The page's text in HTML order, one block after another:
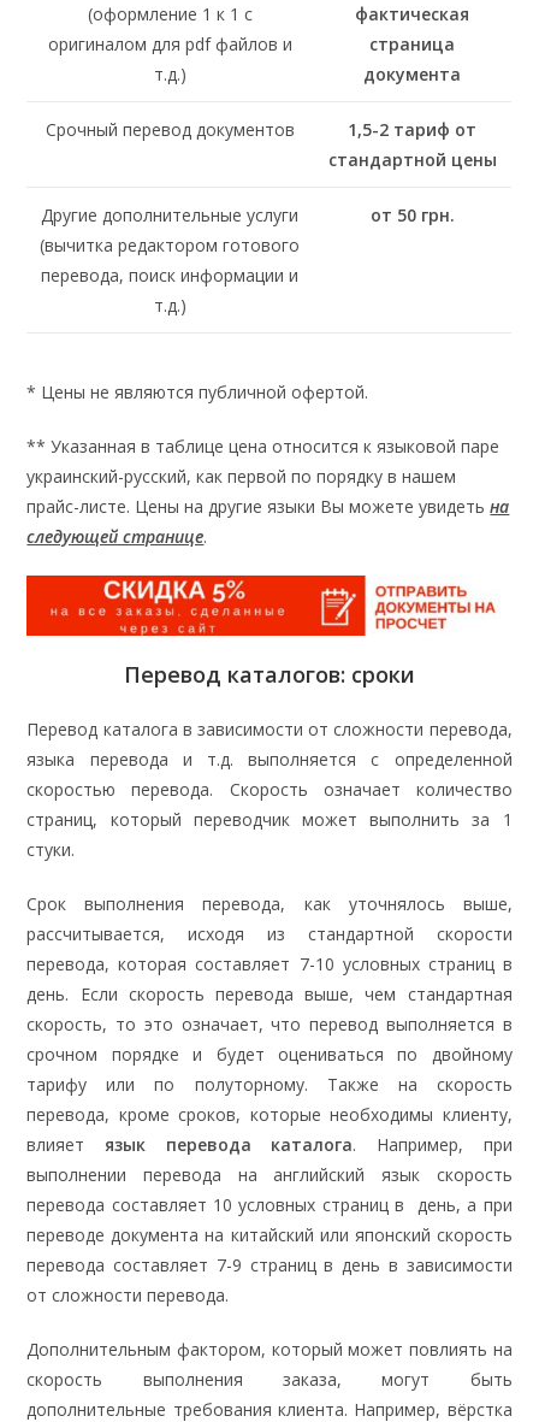
(оформление 1 к 1 с
оригиналом для pdf файлов и
т.д.)
фактическая
страница
документа
Срочный перевод документов
1,5-2 тариф от
стандартной цены
Другие дополнительные услуги
(вычитка редактором готового
перевода, поиск информации и
т.д.)
от 50 грн.
* Цены не являются публичной офертой.
** Указанная в таблице цена относится к языковой паре
украинский-русский, как первой по порядку в нашем
прайс-листе. Цены на другие языки Вы можете увидетьна
следующей странице.
Перевод каталогов: сроки
Перевод каталога в зависимости от сложности перевода,
языка перевода и т.д. выполняется с определенной
скоростью перевода. Скорость означает количество
страниц, который переводчик может выполнить за 1
стуки.
Срок выполнения перевода, как уточнялось выше,
рассчитывается, исходя из стандартной скорости
перевода, которая составляет 7-10 условных страниц в
день. Если скорость перевода выше, чем стандартная
скорость, то это означает, что перевод выполняется в
срочном порядке и будет оцениваться по двойному
тарифу или по полуторному. Также на скорость
перевода, кроме сроков, которые необходимы клиенту,
влияетязык перевода каталога. Например, при
выполнении перевода на английский язык скорость
перевода составляет 10 условных страниц в день, а при
переводе документа на китайский или японский скорость
перевода составляет 7-9 страниц в день в зависимости
от сложности перевода.
Дополнительным фактором, который может повлиять на
скорость выполнения заказа, могут быть
дополнительные требования клиента. Например, вёрстка